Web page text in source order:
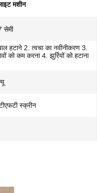
मशीन
सेमी
हटाने 2. त्वचा का नवीनीकरण 3.
को कम करना 4. झुर्रियों को हटाना
स्क्रीन